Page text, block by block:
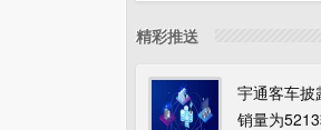
精彩推送
宇通客车披
销量为